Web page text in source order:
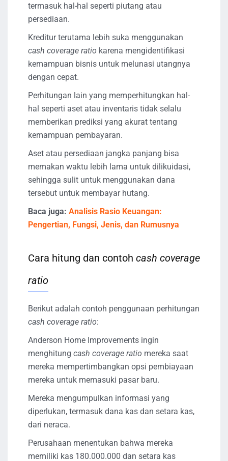
termasuk hal-hal seperti piutang atau
persediaan.
Kreditur terutama lebih suka menggunakan
cash coverage ratio karena mengidentifikasi
kemampuan bisnis untuk melunasi utangnya
dengan cepat.
Perhitungan lain yang memperhitungkan hal-
hal seperti aset atau inventaris tidak selalu
memberikan prediksi yang akurat tentang
kemampuan pembayaran.
Aset atau persediaan jangka panjang bisa
memakan waktu lebih lama untuk dilikuidasi,
sehingga sulit untuk menggunakan dana
tersebut untuk membayar hutang.
Baca juga: Analisis Rasio Keuangan:
Pengertian, Fungsi, Jenis, dan Rumusnya
Cara hitung dan contoh cash coverage
ratio
Berikut adalah contoh penggunaan perhitungan
cash coverage ratio:
Anderson Home Improvements ingin
menghitung cash coverage ratio mereka saat
mereka mempertimbangkan opsi pembiayaan
mereka untuk memasuki pasar baru.
Mereka mengumpulkan informasi yang
diperlukan, termasuk dana kas dan setara kas,
dari neraca.
Perusahaan menentukan bahwa mereka
memiliki kas 180.000.000 dan setara kas